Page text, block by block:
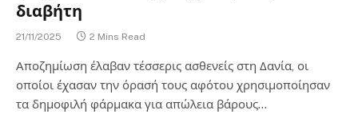
διαβήτη
21/11/2025 2 Mins Read
Αποζημίωση έλαβαν τέσσερις ασθενείς στη Δανία, οι
οποίοι έχασαν την όρασή τους αφότου χρησιμοποίησαν
τα δημοφιλή φάρμακα για απώλεια βάρους…